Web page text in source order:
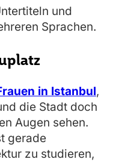
und
Sprachen.
in Istanbul,
die Stadt doch
Augen sehen.
gerade
zu studieren,